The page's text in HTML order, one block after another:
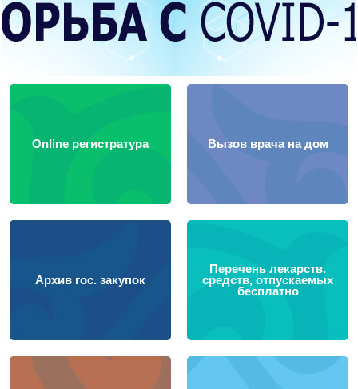
Online регистратура Вызов врача на дом
Архив гос. закупок
Перечень лекарств.
средств, отпускаемых
бесплатно